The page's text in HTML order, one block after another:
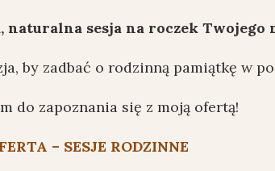
sesja na roczek Twojego
by zadbać o rodzinną pamiątkę w
do zapoznania się z moją ofertą!
– SESJE RODZINNE